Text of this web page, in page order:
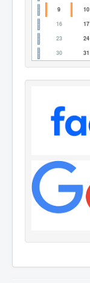
9
10
16
17
23
24
30
31